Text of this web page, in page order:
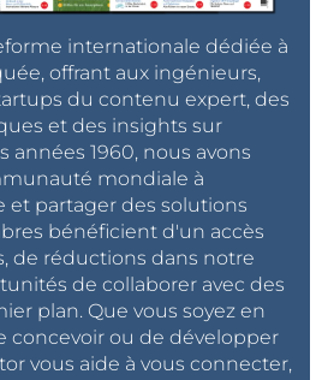
internationale dédiée à
offrant aux ingénieurs,
du contenu expert, des
et des insights sur
années 1960, nous avons
mondiale à
et partager des solutions
bénéficient d'un accès
de réductions dans notre
de collaborer avec des
plan. Que vous soyez en
concevoir ou de développer
vous aide à vous connecter,